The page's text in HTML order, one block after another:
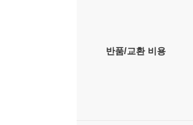
반품/교환 비용